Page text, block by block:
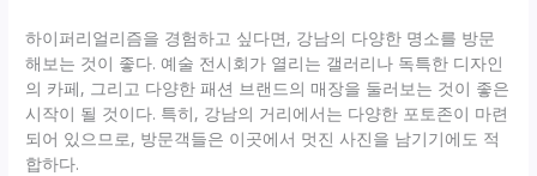
하이퍼리얼리즘을 경험하고 싶다면, 강남의 다양한 명소를 방문
해보는 것이 좋다. 예술 전시회가 열리는 갤러리나 독특한 디자인
의 카페, 그리고 다양한 패션 브랜드의 매장을 둘러보는 것이 좋은
시작이 될 것이다. 특히, 강남의 거리에서는 다양한 포토존이 마련
되어 있으므로, 방문객들은 이곳에서 멋진 사진을 남기기에도 적
합하다.